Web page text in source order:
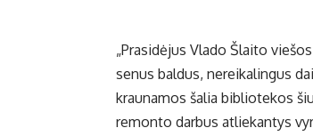
„Prasidėjus Vlado Šlaito
senus baldus, nereikalingus
kraunamos šalia bibliotekos
remonto darbus atliekantys